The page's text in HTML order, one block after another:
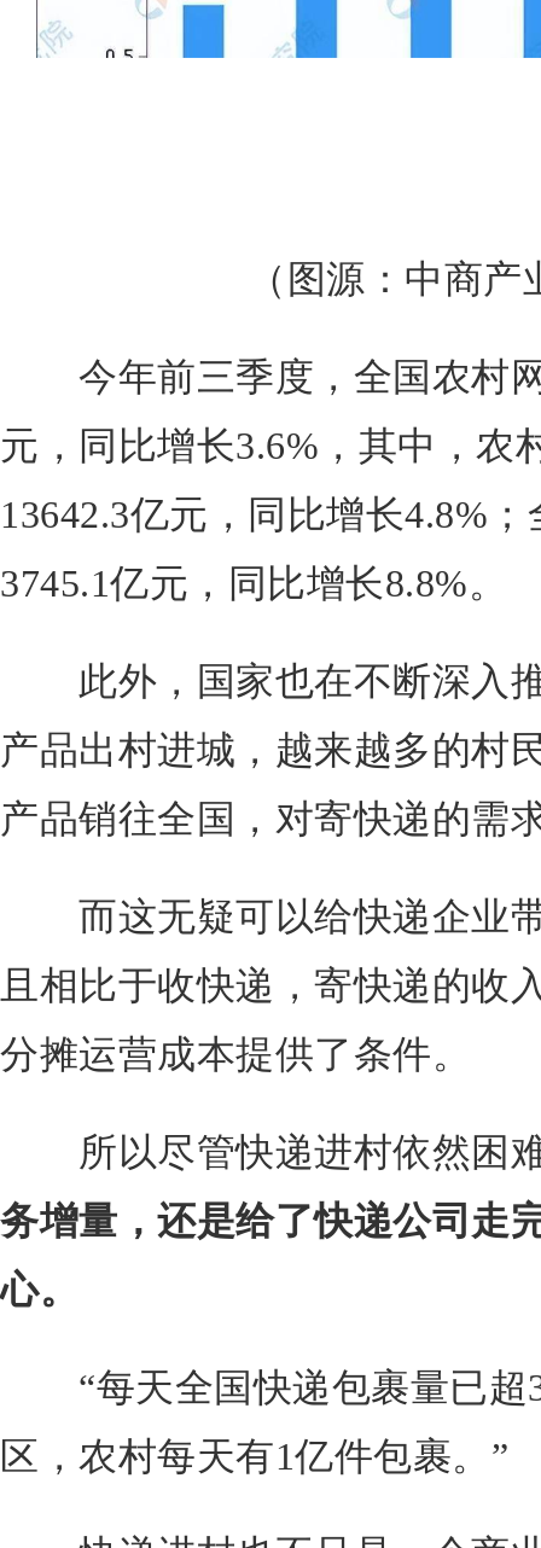
（图源：中商
今年前三季度，全国农村
元，同比增长3.6%，其中，农
13642.3亿元，同比增长4.8%
3745.1亿元，同比增长8.8%。
此外，国家也在不断深入
产品出村进城，越来越多的村
产品销往全国，对寄快递的需
而这无疑可以给快递企业
且相比于收快递，寄快递的收
分摊运营成本提供了条件。
所以尽管快递进村依然困
务增量，还是给了快递公司走
心。
“每天全国快递包裹量已超3
区，农村每天有1亿件包裹。”